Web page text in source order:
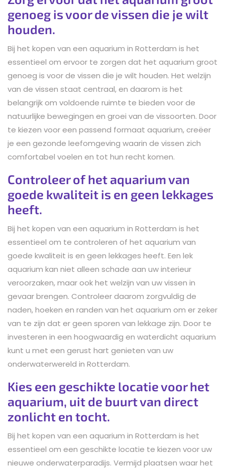
genoeg is voor de vissen die je wilt
houden.
Bij het kopen van een aquarium in Rotterdam is het
essentieel om ervoor te zorgen dat het aquarium groot
genoeg is voor de vissen die je wilt houden. Het welzijn
van de vissen staat centraal, en daarom is het
belangrijk om voldoende ruimte te bieden voor de
natuurlijke bewegingen en groei van de vissoorten. Door
te kiezen voor een passend formaat aquarium, creëer
je een gezonde leefomgeving waarin de vissen zich
comfortabel voelen en tot hun recht komen.
Controleer of het aquarium van
goede kwaliteit is en geen lekkages
heeft.
Bij het kopen van een aquarium in Rotterdam is het
essentieel om te controleren of het aquarium van
goede kwaliteit is en geen lekkages heeft. Een lek
aquarium kan niet alleen schade aan uw interieur
veroorzaken, maar ook het welzijn van uw vissen in
gevaar brengen. Controleer daarom zorgvuldig de
naden, hoeken en randen van het aquarium om er zeker
van te zijn dat er geen sporen van lekkage zijn. Door te
investeren in een hoogwaardig en waterdicht aquarium
kunt u met een gerust hart genieten van uw
onderwaterwereld in Rotterdam.
Kies een geschikte locatie voor het
aquarium, uit de buurt van direct
zonlicht en tocht.
Bij het kopen van een aquarium in Rotterdam is het
essentieel om een geschikte locatie te kiezen voor uw
nieuwe onderwaterparadijs. Vermijd plaatsen waar het